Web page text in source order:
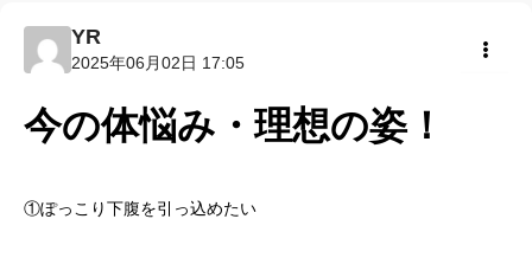
YR
2025年06月02日 17:05
今の体悩み・理想の姿！
①ぽっこり下腹を引っ込めたい
ライブレッスン
入会方法
トップ画面ガイド